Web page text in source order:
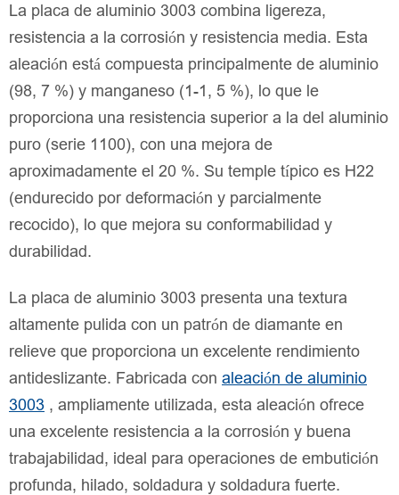
La placa de aluminio 3003 combina ligereza,
resistencia a la corrosión y resistencia media. Esta
aleación está compuesta principalmente de aluminio
(98, 7 %) y manganeso (1-1, 5 %), lo que le
proporciona una resistencia superior a la del aluminio
puro (serie 1100), con una mejora de
aproximadamente el 20 %. Su temple típico es H22
(endurecido por deformación y parcialmente
recocido), lo que mejora su conformabilidad y
durabilidad.
La placa de aluminio 3003 presenta una textura
altamente pulida con un patrón de diamante en
relieve que proporciona un excelente rendimiento
antideslizante. Fabricada con aleación de aluminio
3003 , ampliamente utilizada, esta aleación ofrece
una excelente resistencia a la corrosión y buena
trabajabilidad, ideal para operaciones de embutición
profunda, hilado, soldadura y soldadura fuerte.